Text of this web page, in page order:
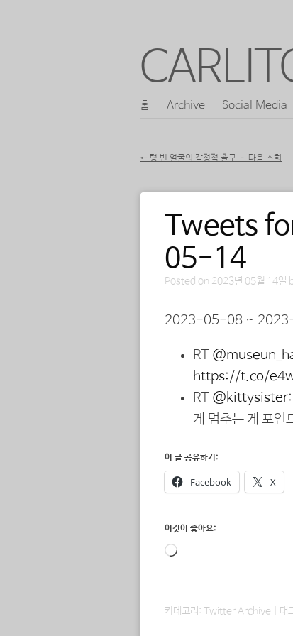
콘
바
홈 Archive Social Media
포스트 내비게이
← 텅 빈 얼굴의 감정적 출구 – 다음 소희
Tweets
05-14
Posted on 2023년 05월 14일
2023-05-08 ~
RT
https://t.co/
RT @kittysister
게 멈추는 게 포인
이 글 공유하기:
Facebook X
이것이 좋아요:
로
카테고리: Twitter Archive 태